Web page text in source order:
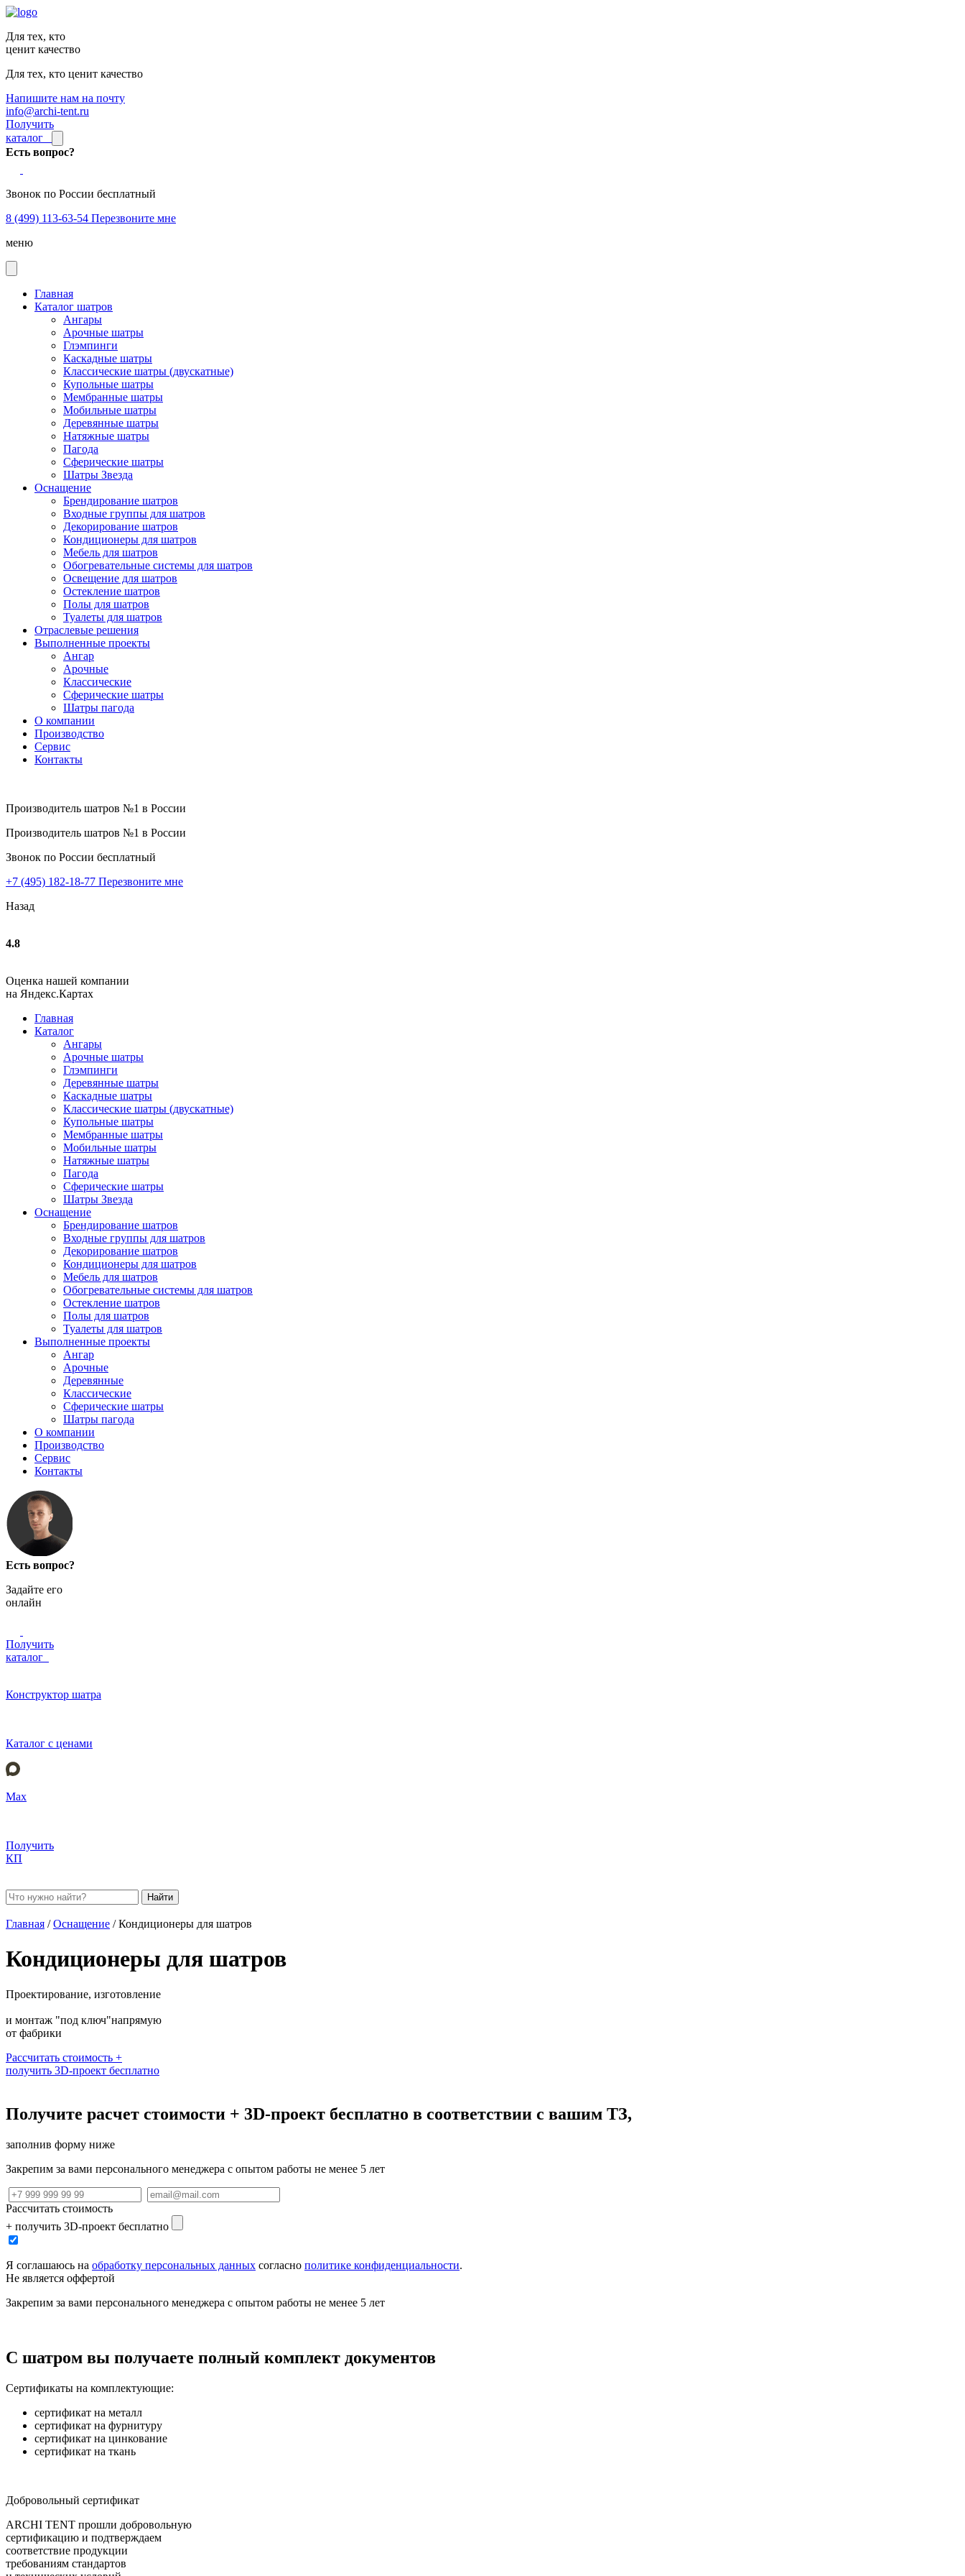
Для тех, кто
ценит качество
Для тех, кто ценит качество
Напишите нам на почту
info@archi-tent.ru
Получить
каталог
Есть вопрос?
Звонок по России бесплатный
8 (499) 113-63-54 Перезвоните мне
меню
Главная
Каталог шатров
Ангары
Арочные шатры
Глэмпинги
Каскадные шатры
Классические шатры (двускатные)
Купольные шатры
Мембранные шатры
Мобильные шатры
Деревянные шатры
Натяжные шатры
Пагода
Сферические шатры
Шатры Звезда
Оснащение
Брендирование шатров
Входные группы для шатров
Декорирование шатров
Кондиционеры для шатров
Мебель для шатров
Обогревательные системы для шатров
Освещение для шатров
Остекление шатров
Полы для шатров
Туалеты для шатров
Отраслевые решения
Выполненные проекты
Ангар
Арочные
Классические
Сферические шатры
Шатры пагода
О компании
Производство
Сервис
Контакты
Производитель шатров №1 в России
Производитель шатров №1 в России
Звонок по России бесплатный
+7 (495) 182-18-77 Перезвоните мне
Назад
4.8
Оценка нашей компании
на Яндекс.Картах
Главная
Каталог
Ангары
Арочные шатры
Глэмпинги
Деревянные шатры
Каскадные шатры
Классические шатры (двускатные)
Купольные шатры
Мембранные шатры
Мобильные шатры
Натяжные шатры
Пагода
Сферические шатры
Шатры Звезда
Оснащение
Брендирование шатров
Входные группы для шатров
Декорирование шатров
Кондиционеры для шатров
Мебель для шатров
Обогревательные системы для шатров
Остекление шатров
Полы для шатров
Туалеты для шатров
Выполненные проекты
Ангар
Арочные
Деревянные
Классические
Сферические шатры
Шатры пагода
О компании
Производство
Сервис
Контакты
Есть вопрос?
Задайте его
онлайн
Получить
каталог
Конструктор шатра
Каталог с ценами
Max
Получить
КП
Найти
Главная /Оснащение /Кондиционеры для шатров
Кондиционеры для шатров
Проектирование, изготовление
и монтаж "под ключ"напрямую
от фабрики
Рассчитать стоимость +
получить 3D-проект бесплатно
Получите расчет стоимости + 3D-проект бесплатно в соответствии с вашим ТЗ,
заполнив форму ниже
Закрепим за вами персонального менеджера с опытом работы не менее 5 лет
Рассчитать стоимость
+ получить 3D-проект бесплатно
Я соглашаюсь на обработку персональных данных согласно политике конфиденциальности.
Не является оффертой
Закрепим за вами персонального менеджера с опытом работы не менее 5 лет
С шатром вы получаете полный комплект документов
Сертификаты на комплектующие:
сертификат на металл
сертификат на фурнитуру
сертификат на цинкование
сертификат на ткань
Добровольный сертификат
ARCHI TENT прошли добровольную
сертификацию и подтверждаем
соответствие продукции
требованиям стандартов